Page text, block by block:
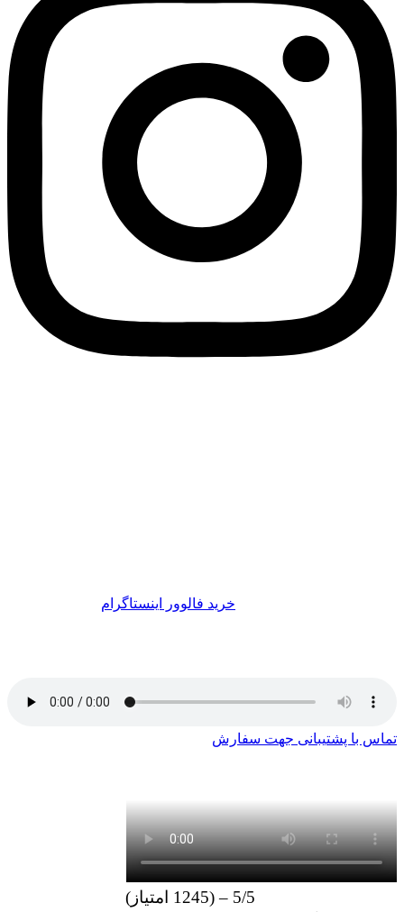
خرید فالوور اینستاگرام
تماس با پشتیبانی جهت سفارش
5/5 – (1245 امتیاز)